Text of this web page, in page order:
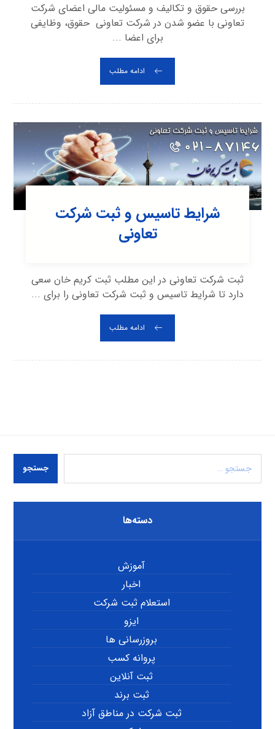
بررسی حقوق و تکالیف و مسئولیت مالی اعضای شرکت
تعاونی با عضو شدن در شرکت تعاونی حقوق، وظایفی
برای اعضا ...
ادامه مطلب
شرایط تاسیس و ثبت شرکت
تعاونی
ثبت شرکت تعاونی در این مطلب ثبت کریم خان سعی
دارد تا شرایط تاسیس و ثبت شرکت تعاونی را برای ...
ادامه مطلب
جستجو
دسته‌ها
آموزش
اخبار
استعلام ثبت شرکت
ایزو
بروزرسانی ها
پروانه کسب
ثبت آنلاین
ثبت برند
ثبت شرکت در مناطق آزاد